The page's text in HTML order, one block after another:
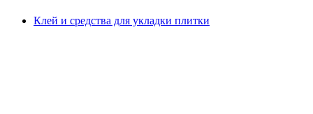
Клей и средства для укладки плитки